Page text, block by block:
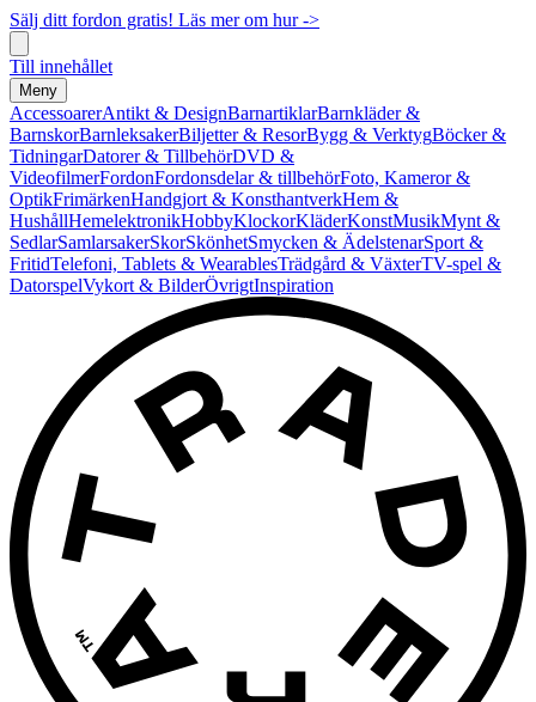
Sälj ditt fordon gratis! Läs mer om hur ->
Till innehållet
Meny
AccessoarerAntikt & DesignBarnartiklarBarnkläder &
BarnskorBarnleksakerBiljetter & ResorBygg & VerktygBöcker &
TidningarDatorer & TillbehörDVD &
VideofilmerFordonFordonsdelar & tillbehörFoto, Kameror &
OptikFrimärkenHandgjort & KonsthantverkHem &
HushållHemelektronikHobbyKlockorKläderKonstMusikMynt &
SedlarSamlarsakerSkorSkönhetSmycken & ÄdelstenarSport &
FritidTelefoni, Tablets & WearablesTrädgård & VäxterTV-spel &
DatorspelVykort & BilderÖvrigtInspiration